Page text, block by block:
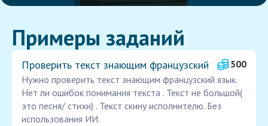
Примеры заданий
Проверить текст знающим французский
500
Нужно проверить текст знающим французский язык.
Нет ли ошибок понимания текста . Текст не большой(
это песня/ стихи) . Текст скину исполнителю. Без
использования ИИ.